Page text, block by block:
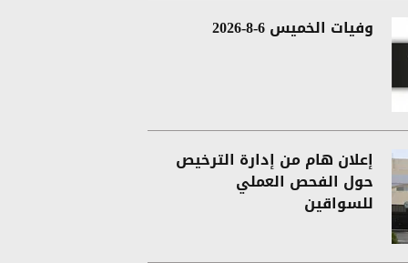
وفيات الخميس 6-8-2026
إعلان هام من إدارة الترخيص
حول الفحص العملي
للسواقين